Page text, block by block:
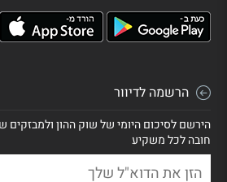
הרשמה לדיוור
הירשם לסיכום היומי של שוק ההון ולמבזקים
חובה לכל משקיע